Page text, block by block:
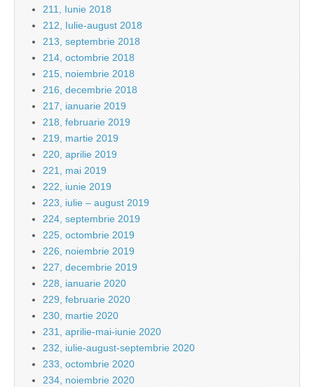
211, Iunie 2018
212, Iulie-august 2018
213, septembrie 2018
214, octombrie 2018
215, noiembrie 2018
216, decembrie 2018
217, ianuarie 2019
218, februarie 2019
219, martie 2019
220, aprilie 2019
221, mai 2019
222, iunie 2019
223, iulie – august 2019
224, septembrie 2019
225, octombrie 2019
226, noiembrie 2019
227, decembrie 2019
228, ianuarie 2020
229, februarie 2020
230, martie 2020
231, aprilie-mai-iunie 2020
232, iulie-august-septembrie 2020
233, octombrie 2020
234, noiembrie 2020